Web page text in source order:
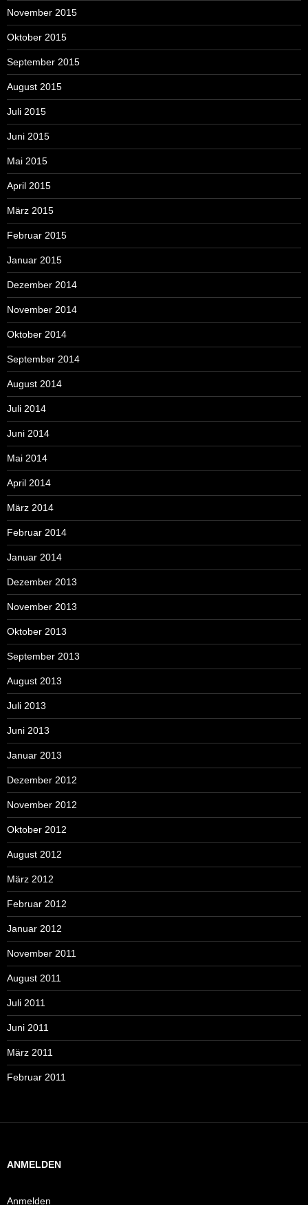
November 2015
Oktober 2015
September 2015
August 2015
Juli 2015
Juni 2015
Mai 2015
April 2015
März 2015
Februar 2015
Januar 2015
Dezember 2014
November 2014
Oktober 2014
September 2014
August 2014
Juli 2014
Juni 2014
Mai 2014
April 2014
März 2014
Februar 2014
Januar 2014
Dezember 2013
November 2013
Oktober 2013
September 2013
August 2013
Juli 2013
Juni 2013
Januar 2013
Dezember 2012
November 2012
Oktober 2012
August 2012
März 2012
Februar 2012
Januar 2012
November 2011
August 2011
Juli 2011
Juni 2011
März 2011
Februar 2011
ANMELDEN
Anmelden